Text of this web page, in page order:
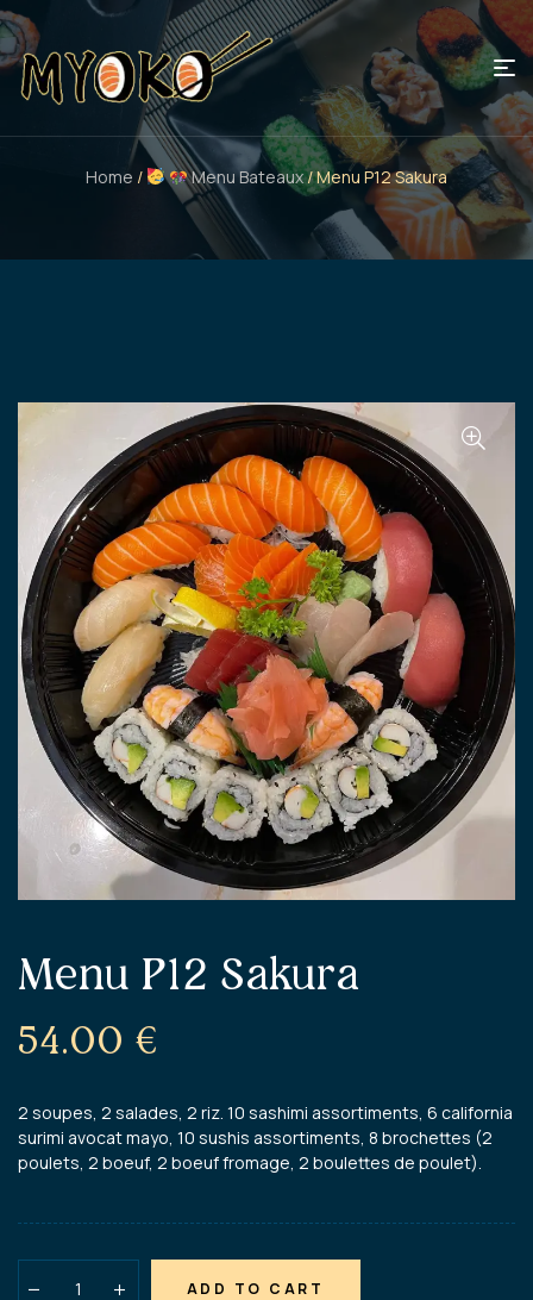
Home / Menu Bateaux/ Menu P12 Sakura
Menu P12 Sakura
54.00 €
2 soupes, 2 salades, 2 riz. 10 sashimi assortiments, 6 california
surimi avocat mayo, 10 sushis assortiments, 8 brochettes (2
poulets, 2 boeuf, 2 boeuf fromage, 2 boulettes de poulet).
ADD TO CART